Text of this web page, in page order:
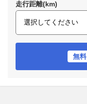
走行距離(km)
無料